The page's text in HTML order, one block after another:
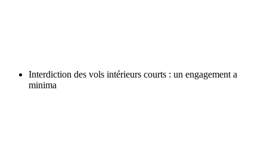
Interdiction des vols intérieurs courts : un engagement a
minima